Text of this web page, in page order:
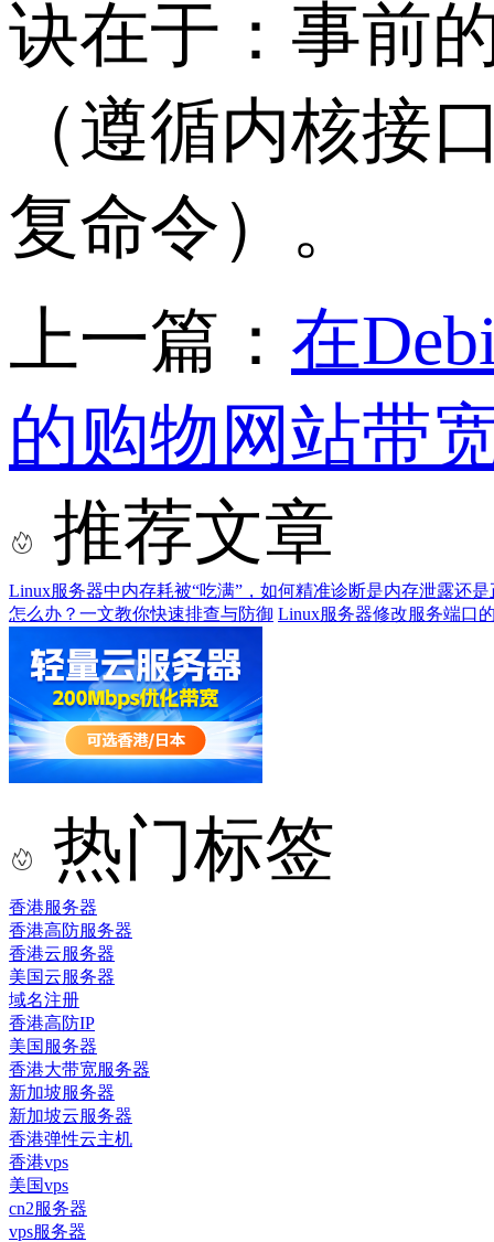
诀在于：事前
（遵循内核接
复命令）。
上一篇： 在
的购物网站带
推荐文章
Linux服务器中内存耗被“吃满”，如何精准诊断是内存泄露还
怎么办？一文教你快速排查与防御 Linux服务器修改服务端口
热门标签
香港服务器
香港高防服务器
香港云服务器
美国云服务器
域名注册
香港高防IP
美国服务器
香港大带宽服务器
新加坡服务器
新加坡云服务器
香港弹性云主机
香港vps
美国vps
cn2服务器
vps服务器